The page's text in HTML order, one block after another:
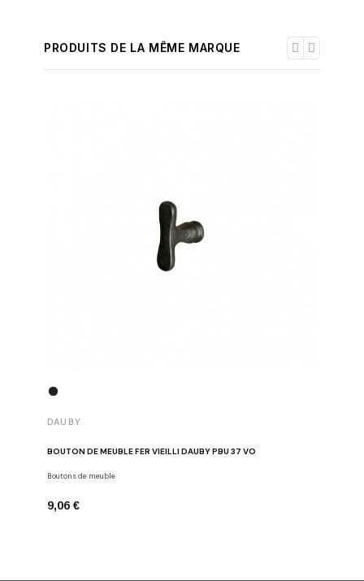
PRODUITS DE LA MÊME MARQUE
DAUBY
BOUTON DE MEUBLE FER VIEILLI DAUBY PBU 37 VO
Boutons de meuble
9,06 €